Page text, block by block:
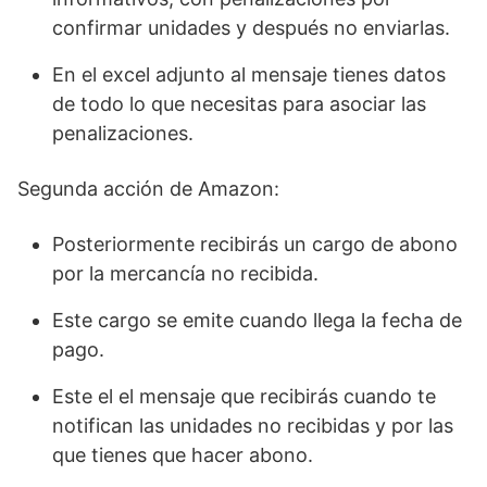
confirmar unidades y después no enviarlas.
En el excel adjunto al mensaje tienes datos
de todo lo que necesitas para asociar las
penalizaciones.
Segunda acción de Amazon:
Posteriormente recibirás un cargo de abono
por la mercancía no recibida.
Este cargo se emite cuando llega la fecha de
pago.
Este el el mensaje que recibirás cuando te
notifican las unidades no recibidas y por las
que tienes que hacer abono.